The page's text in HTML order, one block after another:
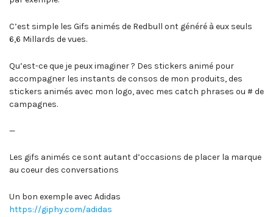
C’est simple les Gifs animés de Redbull ont généré à eux seuls
6,6 Millards de vues.
Qu’est-ce que je peux imaginer ? Des stickers animé pour
accompagner les instants de consos de mon produits, des
stickers animés avec mon logo, avec mes catch phrases ou # de
campagnes.
—
Les gifs animés ce sont autant d’occasions de placer la marque
au coeur des conversations
Un bon exemple avec Adidas
https://giphy.com/adidas